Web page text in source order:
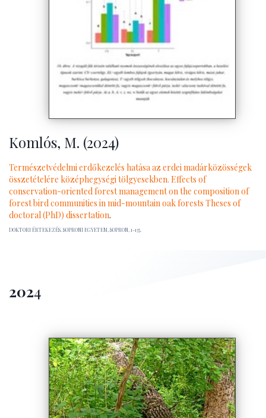
Komlós, M. (2024)
Természetvédelmi erdőkezelés hatása az erdei madárközösségek
összetételére középhegységi tölgyesekben. Effects of
conservation-oriented forest management on the composition of
forest bird communities in mid-mountain oak forests Theses of
doctoral (PhD) dissertation.
DOKTORI ÉRTEKEZÉS. SOPRONI EGYETEM, SOPRON, 1-135.
2024